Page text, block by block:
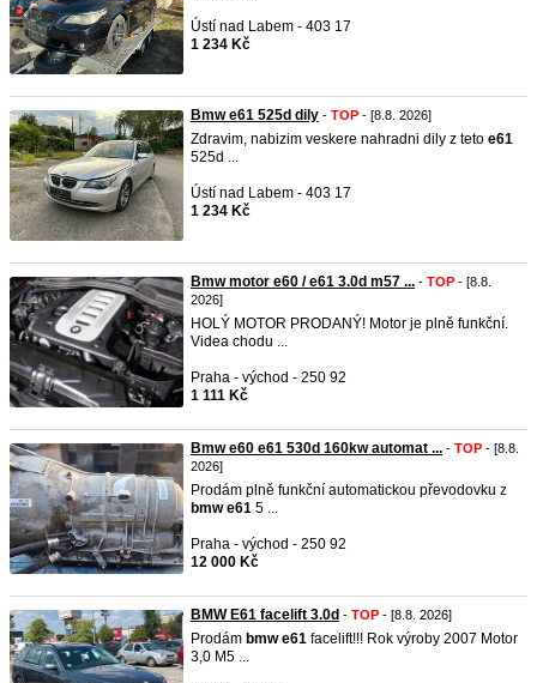
Ústí nad Labem - 403 17
1 234 Kč
Bmw e61 525d dily - TOP - [8.8. 2026]
Zdravim, nabizim veskere nahradni dily z teto e61
525d ...
Ústí nad Labem - 403 17
1 234 Kč
Bmw motor e60 / e61 3.0d m57 ... - TOP - [8.8.
2026]
HOLÝ MOTOR PRODANÝ! Motor je plně funkční.
Videa chodu ...
Praha - východ - 250 92
1 111 Kč
Bmw e60 e61 530d 160kw automat ... - TOP - [8.8.
2026]
Prodám plně funkční automatickou převodovku z
bmw e61 5 ...
Praha - východ - 250 92
12 000 Kč
BMW E61 facelift 3.0d - TOP - [8.8. 2026]
Prodám bmw e61 facelift!!! Rok výroby 2007 Motor
3,0 M5 ...